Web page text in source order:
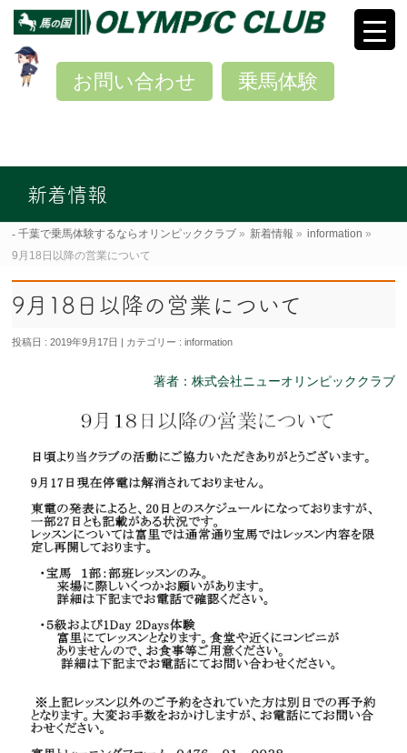
乗馬体験
お問い合わせ
新着情報
千葉で乗馬体験するならオリンピッククラブ » 新着情報 » information »
9月18日以降の営業について
9月18日以降の営業について
投稿日 : 2019年9月17日 カテゴリー :information
著者：株式会社ニューオリンピッククラブ